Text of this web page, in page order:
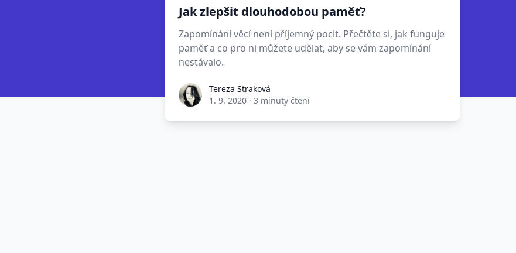
Jak zlepšit dlouhodobou paměť?
Zapomínání věcí není příjemný pocit. Přečtěte si, jak funguje
paměť a co pro ni můžete udělat, aby se vám zapomínání
nestávalo.
Tereza Straková
1. 9. 2020 · 3 minuty čtení